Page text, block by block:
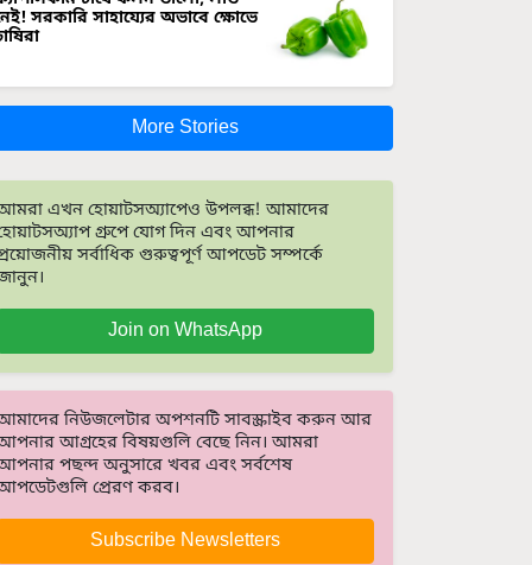
সরকারি সাহায্যের অভাবে ক্ষোভে
More Stories
এখন হোয়াটসঅ্যাপেও উপলব্ধ! আমাদের
গ্রুপে যোগ দিন এবং আপনার
সর্বাধিক গুরুত্বপূর্ণ আপডেট সম্পর্কে
Join on WhatsApp
নিউজলেটার অপশনটি সাবস্ক্রাইব করুন আর
আগ্রহের বিষয়গুলি বেছে নিন। আমরা
পছন্দ অনুসারে খবর এবং সর্বশেষ
প্রেরণ করব।
Subscribe Newsletters